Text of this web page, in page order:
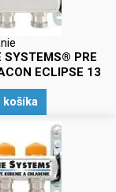
SYSTEMS® PRE
ECLIPSE 13
košíka